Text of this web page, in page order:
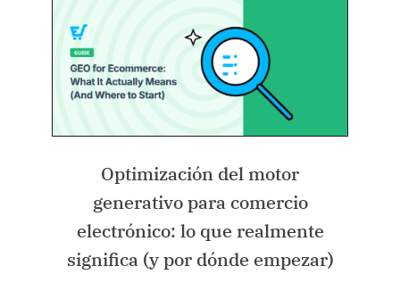
Optimización del motor
generativo para comercio
electrónico: lo que realmente
significa (y por dónde empezar)